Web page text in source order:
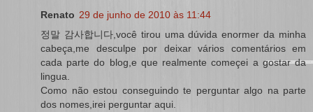
Renato 29 de junho de 2010 às 11:44
정말 감사합니다,você tirou uma dúvida enormer da minha
cabeça,me desculpe por deixar vários comentários em
cada parte do blog,e que realmente começei a gostar da
lingua.
Como não estou conseguindo te perguntar algo na parte
dos nomes,irei perguntar aqui.